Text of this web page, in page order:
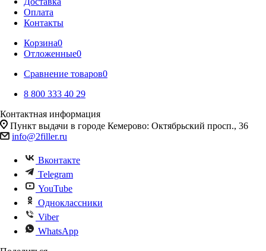
Оплата
Контакты
Корзина0
Отложенные0
Сравнение товаров0
8 800 333 40 29
Контактная информация
Пункт выдачи в городе Кемерово: Октябрьский просп., 36
info@2filler.ru
Вконтакте
Telegram
YouTube
Одноклассники
Viber
WhatsApp